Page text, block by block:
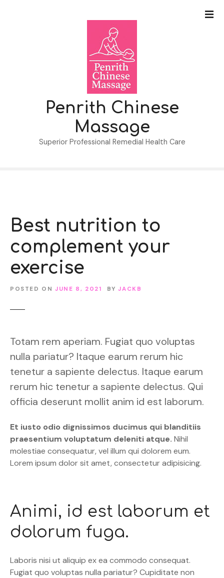
Penrith Chinese
Massage
Superior Professional Remedial Health Care
Best nutrition to
complement your
exercise
POSTED ON JUNE 8, 2021 BY JACKB
Totam rem aperiam. Fugiat quo voluptas
nulla pariatur? Itaque earum rerum hic
tenetur a sapiente delectus. Itaque earum
rerum hic tenetur a sapiente delectus. Qui
officia deserunt mollit anim id est laborum.
Et iusto odio dignissimos ducimus qui blanditiis
praesentium voluptatum deleniti atque. Nihil
molestiae consequatur, vel illum qui dolorem eum.
Lorem ipsum dolor sit amet, consectetur adipisicing.
Animi, id est laborum et
dolorum fuga.
Laboris nisi ut aliquip ex ea commodo consequat.
Fugiat quo voluptas nulla pariatur? Cupiditate non